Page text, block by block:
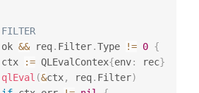
ok && req. Filter.Type != 0 {
:= QLEvalContex{env: rec}
qlEval (&ctx, req. Filter)